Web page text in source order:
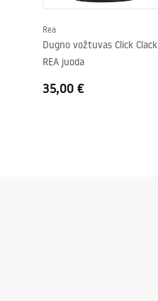
Skylė baterijom
Perpildymo anga
Rea
Dugno vožtuvas Click Clack
REA juoda
35,00 €